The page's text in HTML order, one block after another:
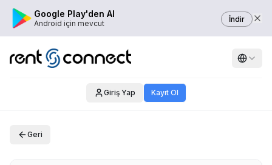
Google Play'den Al
Android için mevcut İndir
Giriş Yap Kayıt Ol
Geri